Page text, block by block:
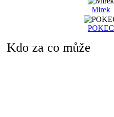
Mirek
POKEC
Kdo za co může